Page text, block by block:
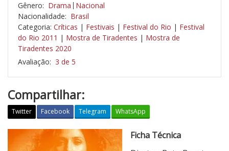
Gênero: Drama Nacional
Nacionalidade: Brasil
Categoria: Críticas | Festivais | Festival do Rio | Festival
do Rio 2011 | Mostra de Tiradentes | Mostra de
Tiradentes 2020
Avaliação: 3 de 5
Compartilhar:
Twitter Facebook Telegram WhatsApp
Ficha Técnica